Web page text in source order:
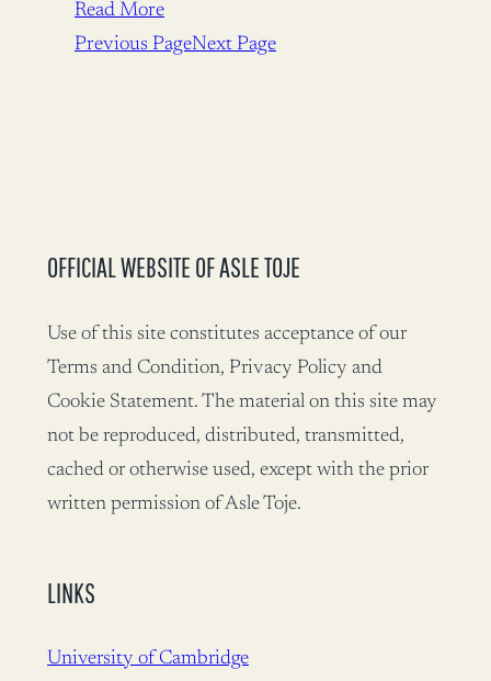
Read More
Previous PageNext Page
OFFICIAL WEBSITE OF ASLE TOJE
Use of this site constitutes acceptance of our
Terms and Condition, Privacy Policy and
Cookie Statement. The material on this site may
not be reproduced, distributed, transmitted,
cached or otherwise used, except with the prior
written permission of Asle Toje.
LINKS
University of Cambridge